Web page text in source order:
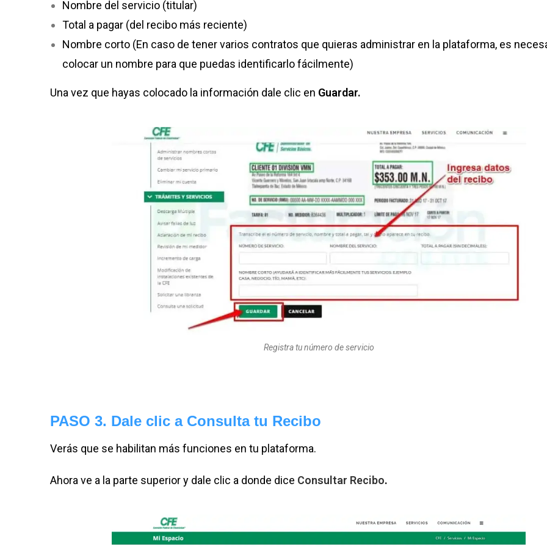
Nombre del servicio (titular)
Total a pagar (del recibo más reciente)
Nombre corto (En caso de tener varios contratos que quieras administrar en la plataforma, es
colocar un nombre para que puedas identificarlo fácilmente)
Una vez que hayas colocado la información dale clic en Guardar.
Registra tu número de servicio
PASO 3. Dale clic a Consulta tu Recibo
Verás que se habilitan más funciones en tu plataforma.
Ahora ve a la parte superior y dale clic a donde dice Consultar Recibo.